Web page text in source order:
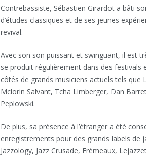
Contrebassiste, Sébastien Girardot a bâti
d’études classiques et de ses jeunes
revival.
Avec son son puissant et swinguant, il est
se produit régulièrement dans des
côtés de grands musiciens actuels tels que
Mclorin Salvant, Tcha Limberger, Dan
Peplowski.
De plus, sa présence à l’étranger a été
enregistrements pour des grands labels de
Jazzology, Jazz Crusade, Frémeaux,